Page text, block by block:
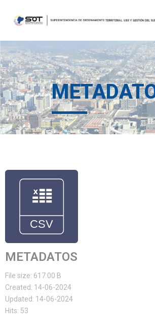
METADATOS
File size: 617.00 B
Created: 14-06-2024
Updated: 14-06-2024
Hits: 53